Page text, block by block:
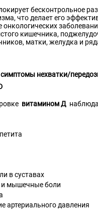
бесконтрольное
что делает его
онкологических
кишечника,
матки, желудка и
нехватки/
витамином Д
в суставах
и мышечные боли
артериального давления